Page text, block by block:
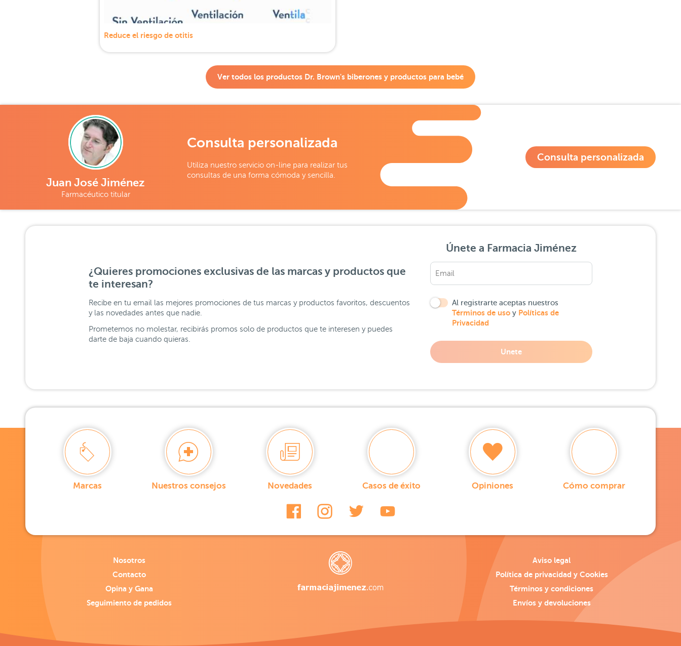
Reduce el riesgo de otitis
Ver todos los productos Dr. Brown's biberones y productos para bebé
Juan José Jiménez
Farmacéutico titular
Consulta personalizada
Utiliza nuestro servicio on-line para realizar tus
consultas de una forma cómoda y sencilla.
Consulta personalizada
¿Quieres promociones exclusivas de las marcas y productos que
te interesan?
Recibe en tu email las mejores promociones de tus marcas y productos favoritos, descuentos
y las novedades antes que nadie.
Prometemos no molestar, recibirás promos solo de productos que te interesen y puedes
darte de baja cuando quieras.
Únete a Farmacia Jiménez
Al registrarte aceptas nuestros
Términos de uso y Políticas de
Privacidad
Unete
Marcas Nuestros consejos Novedades Casos de éxito Opiniones Cómo comprar
Nosotros
Contacto
Opina y Gana
Seguimiento de pedidos
Aviso legal
Política de privacidad y Cookies
Términos y condiciones
Envíos y devoluciones